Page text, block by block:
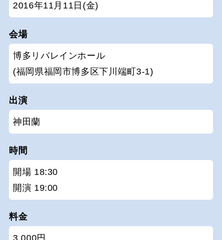
2016年11月11日(金)
会場
博多リバレインホール
(福岡県福岡市博多区下川端町3-1)
出演
神田蘭
時間
開場 18:30
開演 19:00
料金
3,000円